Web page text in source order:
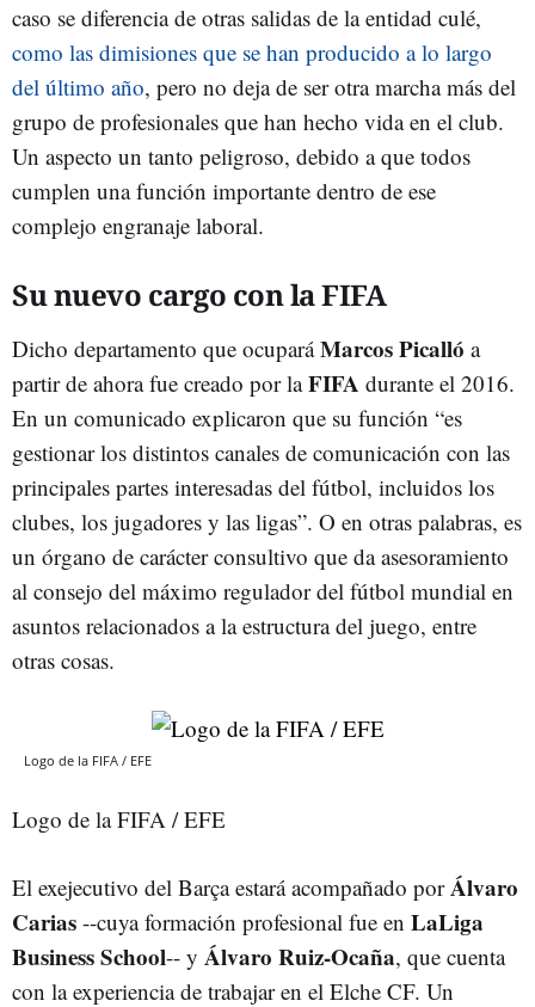
caso se diferencia de otras salidas de la entidad culé,
como las dimisiones que se han producido a lo largo
del último año, pero no deja de ser otra marcha más del
grupo de profesionales que han hecho vida en el club.
Un aspecto un tanto peligroso, debido a que todos
cumplen una función importante dentro de ese
complejo engranaje laboral.
Su nuevo cargo con la FIFA
Dicho departamento que ocuparáMarcos Picalló a
partir de ahora fue creado por laFIFA durante el 2016.
En un comunicado explicaron que su función “es
gestionar los distintos canales de comunicación con las
principales partes interesadas del fútbol, incluidos los
clubes, los jugadores y las ligas”. O en otras palabras, es
un órgano de carácter consultivo que da asesoramiento
al consejo del máximo regulador del fútbol mundial en
asuntos relacionados a la estructura del juego, entre
otras cosas.
Logo de la FIFA / EFE
Logo de la FIFA / EFE
El exejecutivo del Barça estará acompañado porÁlvaro
Carias --cuya formación profesional fue en LaLiga
Business School-- y Álvaro Ruiz-Ocaña, que cuenta
con la experiencia de trabajar en el Elche CF. Un